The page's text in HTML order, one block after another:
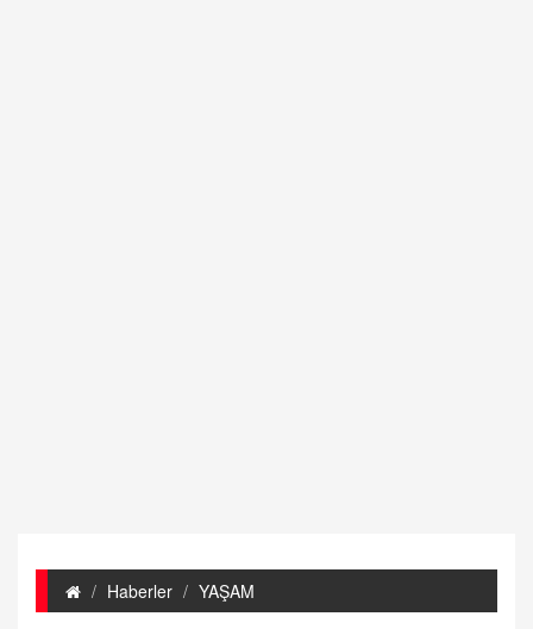
Haberler YAŞAM